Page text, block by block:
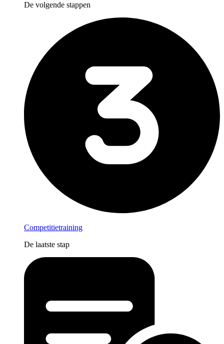
De volgende stappen
Competitietraining
De laatste stap